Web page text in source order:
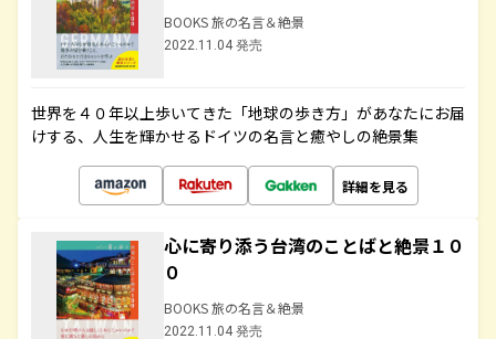
BOOKS 旅の名言＆絶景
2022.11.04 発売
世界を４０年以上歩いてきた「地球の歩き方」があなたにお届
けする、人生を輝かせるドイツの名言と癒やしの絶景集
詳細を見る
心に寄り添う台湾のことばと絶景１０
０
BOOKS 旅の名言＆絶景
2022.11.04 発売